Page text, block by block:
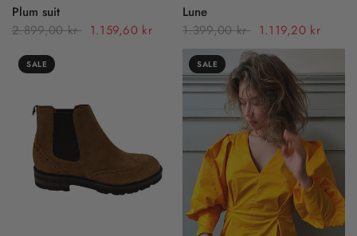
Plum suit
2.899,00 kr 1.159,60 kr
Lune
1.399,00 kr 1.119,20 kr
SALE SALE